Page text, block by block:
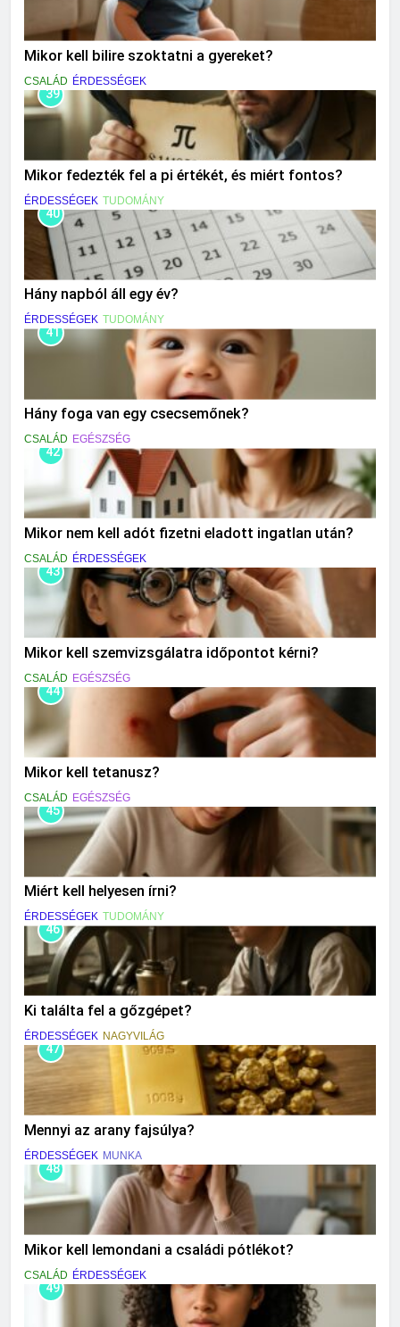
Mikor kell bilire szoktatni a gyereket?
CSALÁD ÉRDESSÉGEK
39
Mikor fedezték fel a pi értékét, és miért fontos?
ÉRDESSÉGEK TUDOMÁNY
40
Hány napból áll egy év?
ÉRDESSÉGEK TUDOMÁNY
41
Hány foga van egy csecsemőnek?
CSALÁD EGÉSZSÉG
42
Mikor nem kell adót fizetni eladott ingatlan után?
CSALÁD ÉRDESSÉGEK
43
Mikor kell szemvizsgálatra időpontot kérni?
CSALÁD EGÉSZSÉG
44
Mikor kell tetanusz?
CSALÁD EGÉSZSÉG
45
Miért kell helyesen írni?
ÉRDESSÉGEK TUDOMÁNY
46
Ki találta fel a gőzgépet?
ÉRDESSÉGEK NAGYVILÁG
47
Mennyi az arany fajsúlya?
ÉRDESSÉGEK MUNKA
48
Mikor kell lemondani a családi pótlékot?
CSALÁD ÉRDESSÉGEK
49